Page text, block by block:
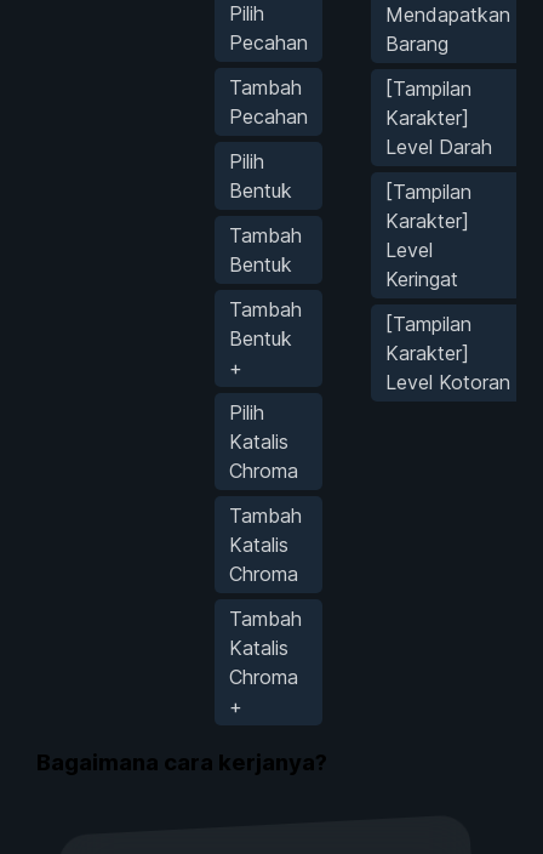
Pilih
Pecahan
Tambah
Pecahan
Pilih
Bentuk
Tambah
Bentuk
Tambah
Bentuk
+
Pilih
Katalis
Chroma
Tambah
Katalis
Chroma
Tambah
Katalis
Chroma
+
Mendapatkan
Barang
[Tampilan
Karakter]
Level Darah
[Tampilan
Karakter]
Level
Keringat
[Tampilan
Karakter]
Level Kotoran
Bagaimana cara kerjanya?